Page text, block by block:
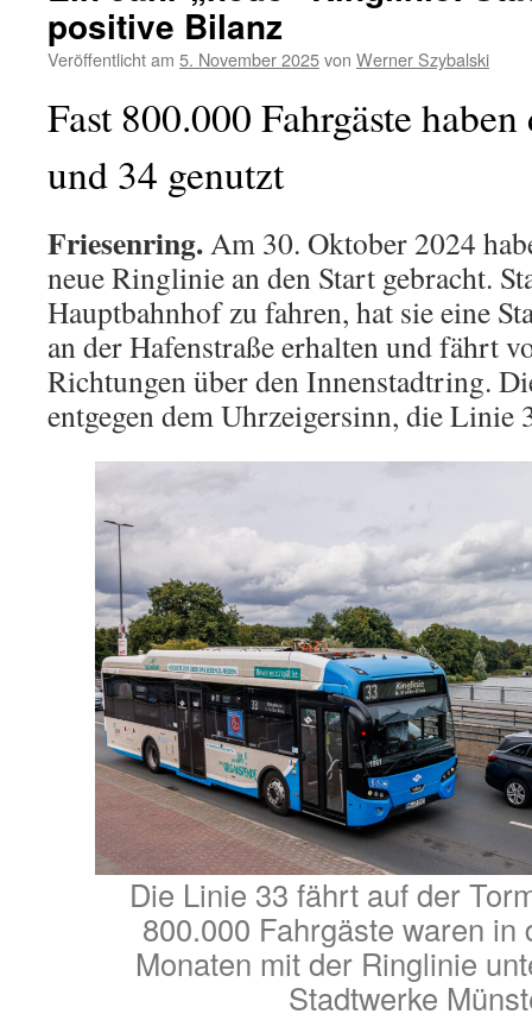
positive Bilanz
Veröffentlicht am 5. November 2025von Werner Szybalski
Fast 800.000 Fahrgäste
und 34 genutzt
Friesenring.Am 30. Oktober 2024
neue Ringlinie an den Start gebracht.
Hauptbahnhof zu fahren, hat sie eine
an der Hafenstraße erhalten und fährt
Richtungen über den Innenstadtring.
entgegen dem Uhrzeigersinn, die Linie
Die Linie 33 fährt auf der
800.000 Fahrgäste waren in
Monaten mit der Ringlinie
Stadtwerke